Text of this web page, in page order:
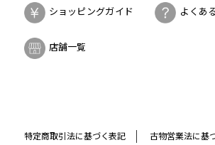
ショッピングガイド よくあ
店舗一覧
特定商取引法に基づく表記 古物営業法に基